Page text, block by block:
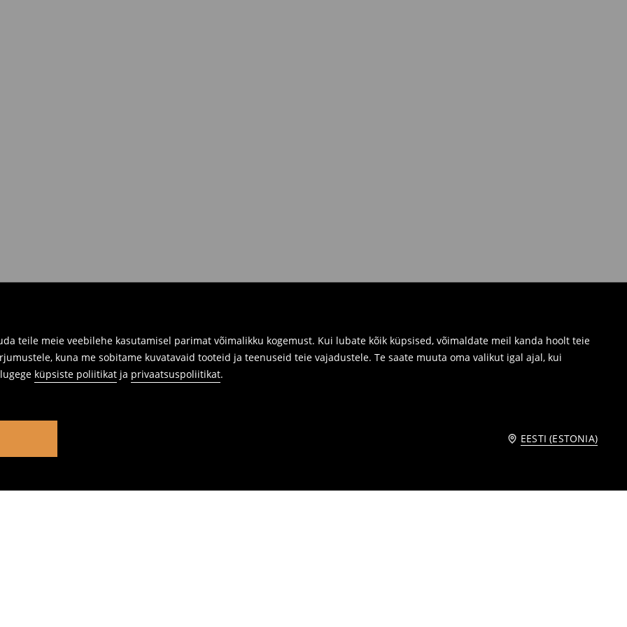
teile meie veebilehe kasutamisel parimat võimalikku kogemust. Kui lubate kõik küpsised, võimaldate meil kanda hoolt teie
kuna me sobitame kuvatavaid tooteid ja teenuseid teie vajadustele. Te saate muuta oma valikut igal ajal, kui
küpsiste poliitikat ja privaatsuspoliitikat.
EESTI (ESTONIA)